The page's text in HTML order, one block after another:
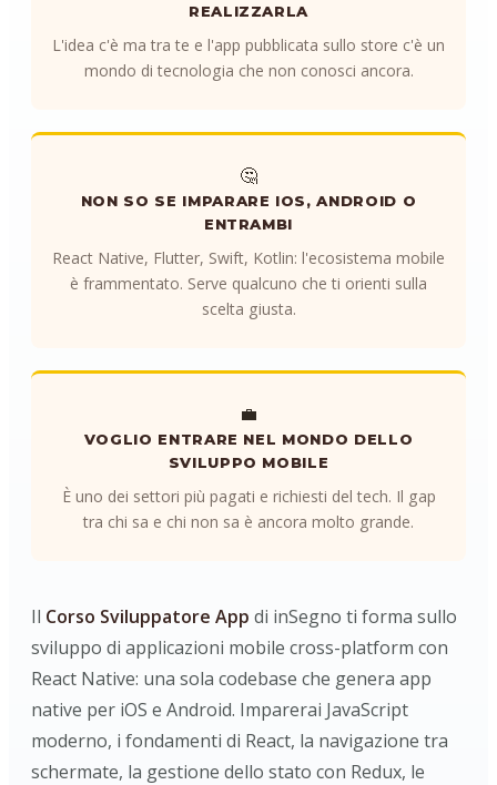
REALIZZARLA
L'idea c'è ma tra te e l'app pubblicata sullo store c'è un
mondo di tecnologia che non conosci ancora.
🤔
NON SO SE IMPARARE IOS, ANDROID O
ENTRAMBI
React Native, Flutter, Swift, Kotlin: l'ecosistema mobile
è frammentato. Serve qualcuno che ti orienti sulla
scelta giusta.
💼
VOGLIO ENTRARE NEL MONDO DELLO
SVILUPPO MOBILE
È uno dei settori più pagati e richiesti del tech. Il gap
tra chi sa e chi non sa è ancora molto grande.
Il Corso Sviluppatore App di inSegno ti forma sullo
sviluppo di applicazioni mobile cross-platform con
React Native: una sola codebase che genera app
native per iOS e Android. Imparerai JavaScript
moderno, i fondamenti di React, la navigazione tra
schermate, la gestione dello stato con Redux, le